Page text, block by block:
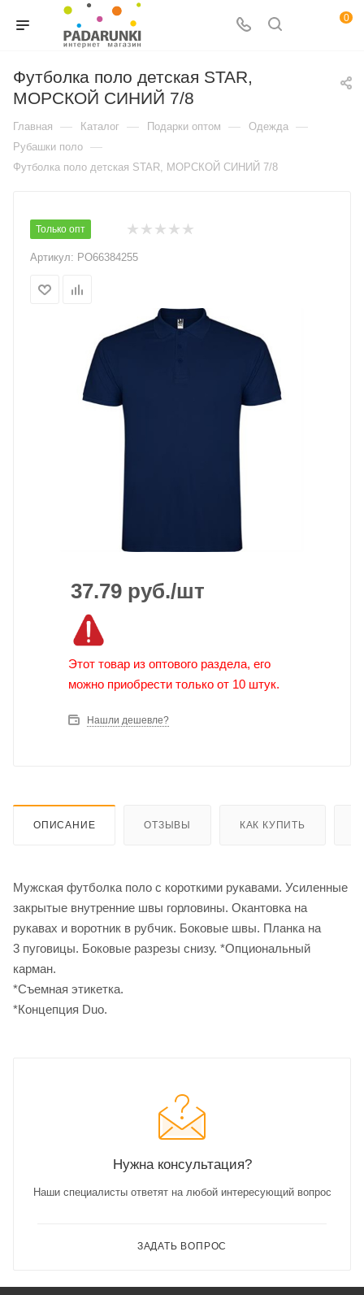
0
Футболка поло детская STAR,
МОРСКОЙ СИНИЙ 7/8
Главная — Каталог — Подарки оптом — Одежда —
Рубашки поло —
Футболка поло детская STAR, МОРСКОЙ СИНИЙ 7/8
Только опт
Артикул: PO66384255
37.79 руб./шт
Этот товар из оптового раздела, его
можно приобрести только от 10 штук.
Нашли дешевле?
ОПИСАНИЕ ОТЗЫВЫ КАК КУПИТЬ
Мужская футболка поло с короткими рукавами. Усиленные
закрытые внутренние швы горловины. Окантовка на
рукавах и воротник в рубчик. Боковые швы. Планка на
3 пуговицы. Боковые разрезы снизу. *Опциональный
карман.
*Съемная этикетка.
*Концепция Duo.
Нужна консультация?
Наши специалисты ответят на любой интересующий вопрос
ЗАДАТЬ ВОПРОС